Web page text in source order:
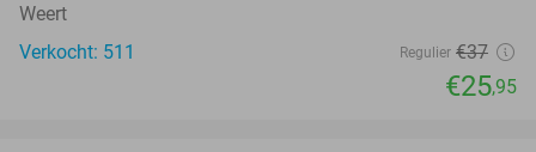
Weert
Verkocht: 511
Regulier €37
€25,95